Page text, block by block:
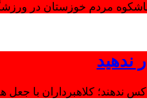
مردم خوزستان در
ندهید
ندهند؛ کلاهبرداران با